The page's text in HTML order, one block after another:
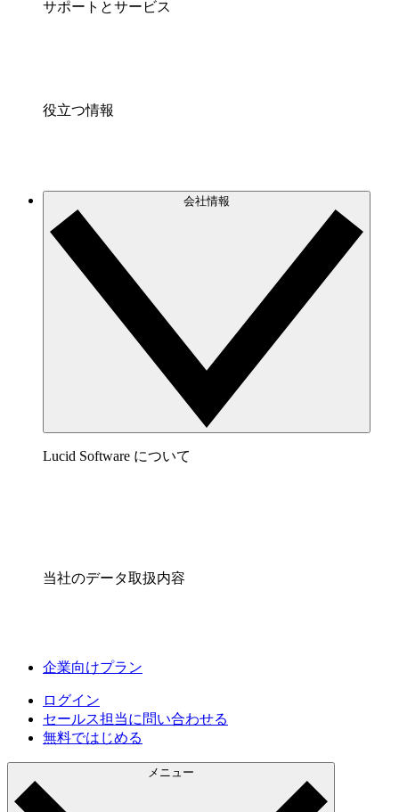
サポートとサービス
役立つ情報
会社情報
Lucid Software について
当社のデータ取扱内容
企業向けプラン
ログイン
セールス担当に問い合わせる
無料ではじめる
メニュー